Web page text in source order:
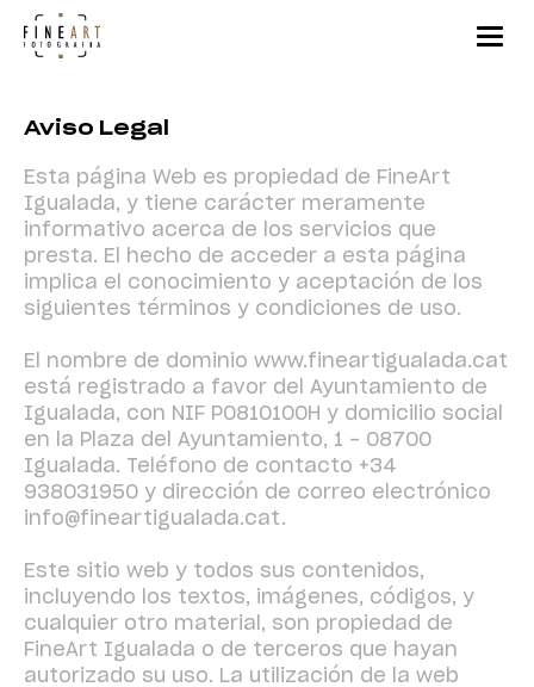
Aviso Legal
Esta página Web es propiedad de FineArt
Igualada, y tiene carácter meramente
informativo acerca de los servicios que
presta. El hecho de acceder a esta página
implica el conocimiento y aceptación de los
siguientes términos y condiciones de uso.
El nombre de dominio www.fineartigualada.cat
está registrado a favor del Ayuntamiento de
Igualada, con NIF P0810100H y domicilio social
en la Plaza del Ayuntamiento, 1 - 08700
Igualada. Teléfono de contacto +34
938031950 y dirección de correo electrónico
info@fineartigualada.cat.
Este sitio web y todos sus contenidos,
incluyendo los textos, imágenes, códigos, y
cualquier otro material, son propiedad de
FineArt Igualada o de terceros que hayan
autorizado su uso. La utilización de la web